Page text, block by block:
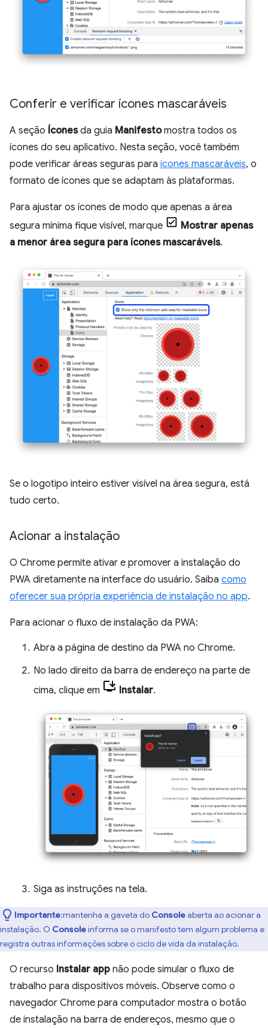
Conferir e verificar ícones mascaráveis
A seção Íconesda guia Manifestomostra todos os
ícones do seu aplicativo. Nesta seção, você também
pode verificar áreas seguras para ícones mascaráveis, o
formato de ícones que se adaptam às plataformas.
Para ajustar os ícones de modo que apenas a área
segura mínima fique visível, marque
Mostrar apenas
a menor área segura para ícones mascaráveis.
Se o logotipo inteiro estiver visível na área segura, está
tudo certo.
Acionar a instalação
O Chrome permite ativar e promover a instalação do
PWA diretamente na interface do usuário. Saiba como
oferecer sua própria experiência de instalação no app.
Para acionar o fluxo de instalação da PWA:
Abra a página de destino da PWA no Chrome.
No lado direito da barra de endereço na parte de
cima, clique em
Instalar.
Siga as instruções na tela.
Importante:mantenha a gaveta do Consoleaberta ao acionar a
instalação. O Consoleinforma se o manifesto tem algum problema e
registra outras informações sobre o ciclo de vida da instalação.
O recurso Instalar app não pode simular o fluxo de
trabalho para dispositivos móveis. Observe como o
navegador Chrome para computador mostra o botão
de instalação na barra de endereços, mesmo que o